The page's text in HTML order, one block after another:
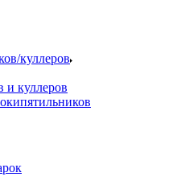
куллеров
куллеров